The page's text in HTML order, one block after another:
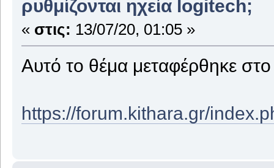
ρυθμίζονται ηχεία logitech;
« στις: 13/07/20, 01:05 »
Αυτό το θέμα μεταφέρθηκε
https://forum.kithara.gr/